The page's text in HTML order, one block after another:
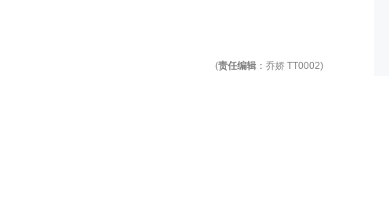
(责任编辑 ：乔娇 TT0002)